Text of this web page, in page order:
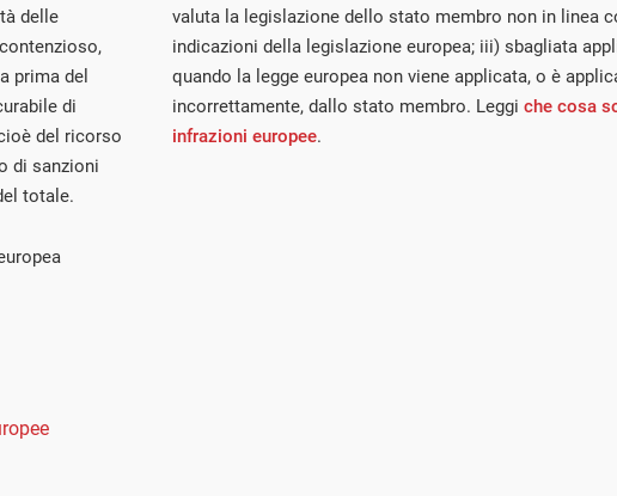
delle
prima del
di
del ricorso
di sanzioni
totale.
valuta la legislazione dello stato membro non in linea
indicazioni della legislazione europea; iii) sbagliata
quando la legge europea non viene applicata, o è
incorrettamente, dallo stato membro. Leggi che cosa
infrazioni europee.